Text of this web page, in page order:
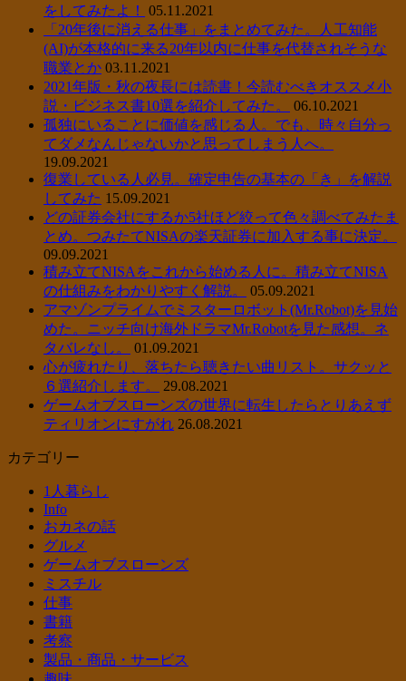
をしてみたよ！
05.11.2021
「20年後に消える仕事」をまとめてみた。人工知能
(AI)が本格的に来る20年以内に仕事を代替されそうな
職業とか 03.11.2021
2021年版・秋の夜長には読書！今読むべきオススメ小
説・ビジネス書10選を紹介してみた。
06.10.2021
孤独にいることに価値を感じる人。でも、時々自分っ
てダメなんじゃないかと思ってしまう人へ。
19.09.2021
復業している人必見。確定申告の基本の「き」を解説
してみた 15.09.2021
どの証券会社にするか5社ほど絞って色々調べてみたま
とめ。つみたてNISAの楽天証券に加入する事に決定。
09.09.2021
積み立てNISAをこれから始める人に。積み立てNISA
の仕組みをわかりやすく解説。
05.09.2021
アマゾンプライムでミスターロボット(Mr.Robot)を見始
めた。ニッチ向け海外ドラマMr.Robotを見た感想。ネ
タバレなし。
01.09.2021
心が疲れたり、落ちたら聴きたい曲リスト。サクッと
６選紹介します。
29.08.2021
ゲームオブスローンズの世界に転生したらとりあえず
ティリオンにすがれ 26.08.2021
カテゴリー
1人暮らし
Info
おカネの話
グルメ
ゲームオブスローンズ
ミスチル
仕事
書籍
考察
製品・商品・サービス